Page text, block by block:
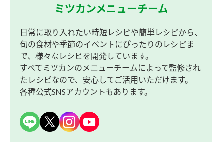
ミツカンメニューチーム
日常に取り入れたい時短レシピや簡単レシピから、
旬の食材や季節のイベントにぴったりのレシピま
で、様々なレシピを開発しています。
すべてミツカンのメニューチームによって監修され
たレシピなので、安心してご活用いただけます。
各種公式SNSアカウントもあります。